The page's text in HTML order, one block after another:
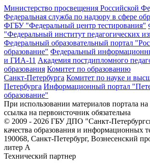
Министерство просвещения Российской
Федеральная служба по надзору в сфере
ФГБУ "Федеральный центр тестирования"
"Федеральный институт педагогических
Федеральный образовательный портал
образование" Федеральный
и ГИА-11 Академия постдипломного
образования Комитет по образованию
Санкт-Петербурга Комитет по науке и
Петербурга Информационный портал
образование"
При использовании материалов портала
ссылка на первоисточник обязательна
© 2009 - 2026 ГБУ ДПО "Санкт-
качества образования и информационных
190068, Санкт-Петербург, Вознесенский
литер А
Технический партнер